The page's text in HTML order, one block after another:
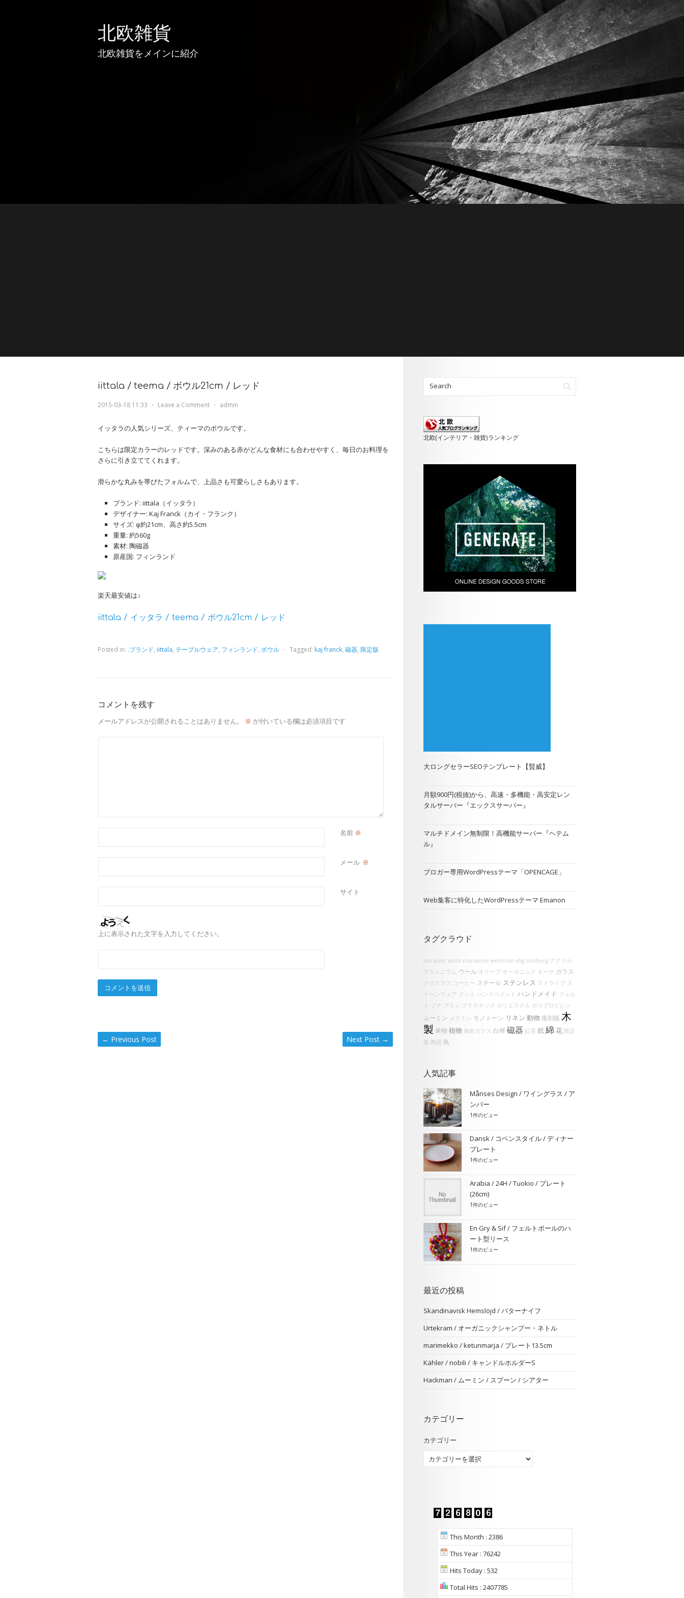
北欧雑貨
北欧雑貨をメインに紹介
iittala / teema / ボウル21cm / レッド
2015-03-18 11:33 ⋅ Leave a Comment ⋅ admin
イッタラの人気シリーズ、ティーマのボウルです。
こちらは限定カラーのレッドです。深みのある赤がどんな食材にも合わせやすく、毎日のお料理を
さらに引き立ててくれます。
滑らかな丸みを帯びたフォルムで、上品さも可愛らしさもあります。
ブランド: iittala（イッタラ）
デザイナー: Kaj Franck（カイ・フランク）
サイズ: φ約21cm、高さ約5.5cm
重量: 約560g
素材: 陶磁器
原産国: フィンランド
楽天最安値は↓
iittala / イッタラ / teema / ボウル21cm / レッド
Posted in: .ブランド, iittala, テーブルウェア, フィンランド, ボウル ⋅ Tagged: kaj franck, 磁器, 限定版
コメントを残す
メールアドレスが公開されることはありません。
※ が付いている欄は必須項目です
名前 ※
メール ※
サイト
上に表示された文字を入力してください。
← Previous Post Next Post →
北欧(インテリア・雑貨)ランキング
大ロングセラーSEOテンプレート【賢威】
月額900円(税抜)から、高速・多機能・高安定レン
タルサーバー『エックスサーバー』
マルチドメイン無制限！高機能サーバー『ヘテム
ル』
ブロガー専用WordPressテーマ「OPENCAGE」
Web集客に特化したWordPressテーマ Emanon
タグクラウド
abs alvar aalto marianne westman stig lindberg アクリル
アルミニウム ウール オリーブ オーガニック オーク ガラス
クリスマス コーヒー スチール ステンレス ストライプ ス
トーンウェア ドット ハンドペイント ハンドメイド フェル
ト ブナ ブラシ プラスチック ポリエステル ポリプロピレン
ムーミン メラミン モノトーン リネン 動物 復刻版 木
製 果物 植物 無鉛ガラス 白樺 磁器 紅茶 紙綿 花 限定
版 陶器 鳥
人気記事
Månses Design / ワイングラス / ア
ンバー
1件のビュー
Dansk / コベンスタイル / ディナー
プレート
1件のビュー
Arabia / 24H / Tuokio / プレート
(26cm)
1件のビュー
En Gry & Sif / フェルトボールのハ
ート型リース
1件のビュー
最近の投稿
Skandinavisk Hemslöjd / バターナイフ
Urtekram / オーガニックシャンプー・ネトル
marimekko / ketunmarja / プレート13.5cm
Kähler / nobili / キャンドルホルダーS
Hackman / ムーミン / スプーン / シアター
カテゴリー
カテゴリー
This Month : 2386
This Year : 76242
Hits Today : 532
Total Hits : 2407785